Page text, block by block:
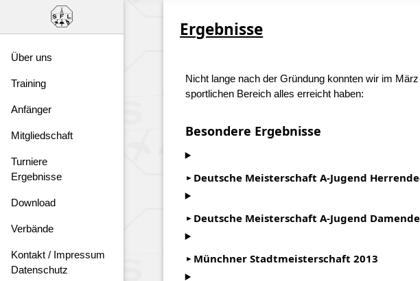
Über uns
Training
Anfänger
Mitgliedschaft
Turniere
Ergebnisse
Download
Verbände
Kontakt / Impressum
Datenschutz
Ergebnisse
Nicht lange nach der Gründung konnten wir im
sportlichen Bereich alles erreicht haben:
Besondere Ergebnisse
Deutsche Meisterschaft A-Jugend
Deutsche Meisterschaft A-Jugend
Münchner Stadtmeisterschaft 2013